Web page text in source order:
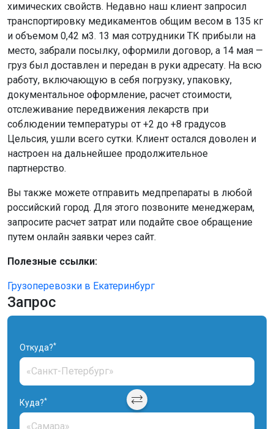
химических свойств. Недавно наш клиент запросил
транспортировку медикаментов общим весом в 135 кг
и объемом 0,42 м3. 13 мая сотрудники ТК прибыли на
место, забрали посылку, оформили договор, а 14 мая —
груз был доставлен и передан в руки адресату. На всю
работу, включающую в себя погрузку, упаковку,
документальное оформление, расчет стоимости,
отслеживание передвижения лекарств при
соблюдении температуры от +2 до +8 градусов
Цельсия, ушли всего сутки. Клиент остался доволен и
настроен на дальнейшее продолжительное
партнерство.
Вы также можете отправить медпрепараты в любой
российский город. Для этого позвоните менеджерам,
запросите расчет затрат или подайте свое обращение
путем онлайн заявки через сайт.
Полезные ссылки:
Грузоперевозки в Екатеринбург
Запрос
Откуда?*
Куда?*